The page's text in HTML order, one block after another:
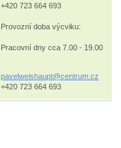
+420 723 664 693
Provozní doba výcviku:
Pracovní dny cca 7.00 - 19.00
pavelweishaupt@centrum.cz
+420 723 664 693